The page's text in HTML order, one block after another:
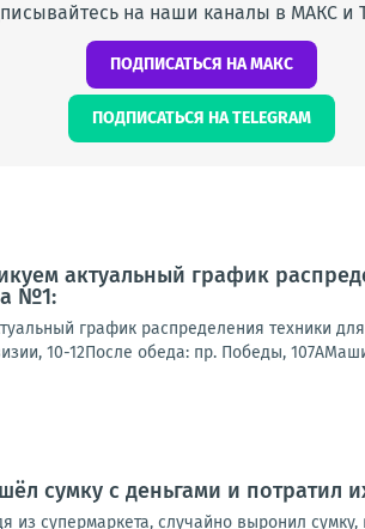
на наши каналы в МАКС и
ПОДПИСАТЬСЯ НА МАКС
ПОДПИСАТЬСЯ НА TELEGRAM
актуальный график
№1:
график распределения техники
10-12После обеда: пр. Победы,
сумку с деньгами и потратил
из супермаркета, случайно выронил